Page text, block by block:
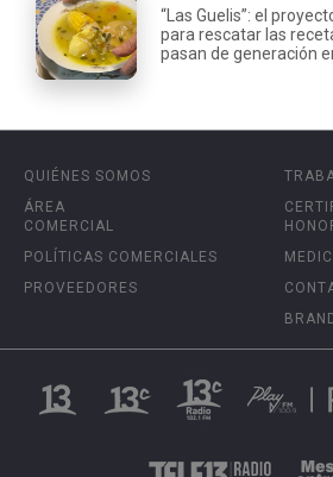
“Las Guelis”: el
para rescatar las
pasan de generación
QUIÉNES SOMOS
ÁREA
COMERCIAL
POLÍTICAS COMERCIALES
PROVEEDORES